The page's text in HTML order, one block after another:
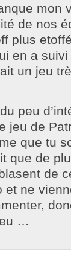
mon
de nos
plus
en a
un jeu
peu
jeu de
que tu
que de
de
et ne
…